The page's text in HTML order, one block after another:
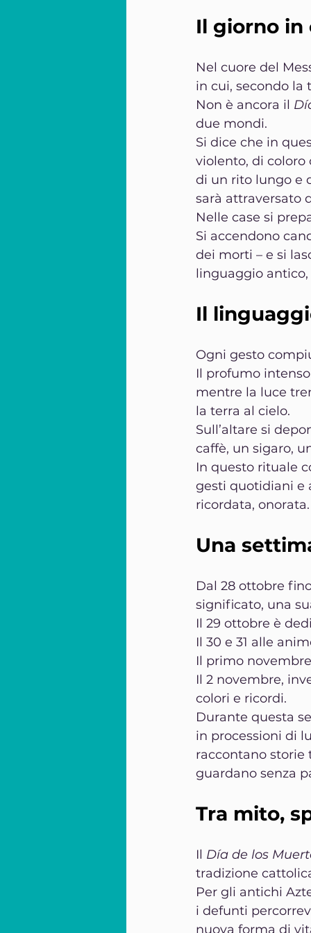
Il giorno
Nel cuore del
in cui, secondo
Non è ancora il
due mondi.
Si dice che in
violento, di
di un rito lungo e
sarà attraversato
Nelle case si
Si accendono
dei morti – e si
linguaggio
Il
Ogni gesto
Il profumo
mentre la luce
la terra al cielo.
Sull’altare si
caffè, un sigaro,
In questo rituale
gesti quotidiani e
ricordata, onorata.
Una
Dal 28 ottobre
significato, una
Il 29 ottobre è
Il 30 e 31 alle
Il primo
Il 2 novembre,
colori e ricordi.
Durante questa
in processioni di
raccontano
guardano senza
Tra mito,
Il Día de los
tradizione
Per gli antichi
i defunti
nuova forma di